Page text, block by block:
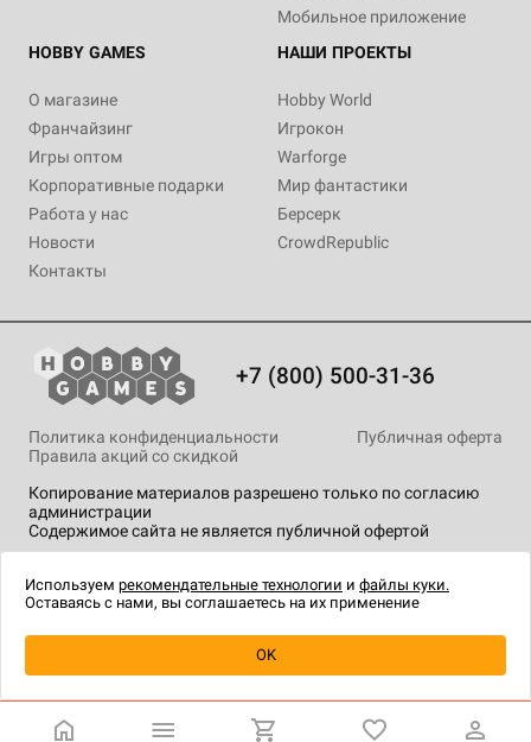
Уведомить о наличии
Мобильное приложение
HOBBY GAMES
О магазине
Франчайзинг
Игры оптом
Корпоративные подарки
Работа у нас
Новости
Контакты
НАШИ ПРОЕКТЫ
Hobby World
Игрокон
Warforge
Мир фантастики
Берсерк
CrowdRepublic
+7 (800) 500-31-36
Копирование материалов разрешено только по согласию
администрации
Содержимое сайта не является публичной офертой
Политика конфиденциальности
Публичная оферта
Правила акций со скидкой
технологии.
Используем рекомендательные технологии и файлы куки.
Оставаясь с нами, вы соглашаетесь на их применение
OK